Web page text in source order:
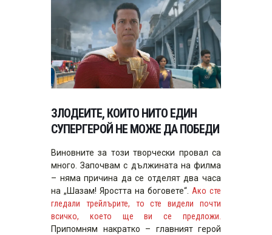
ЗЛОДЕИТЕ, КОИТО НИТО ЕДИН
СУПЕРГЕРОЙ НЕ МОЖЕ ДА ПОБЕДИ
Виновните за този творчески провал са
много. Започвам с дължината на филма
– няма причина да се отделят два часа
на „Шазам! Яростта на боговете“. Ако сте
гледали трейлърите, то сте видели почти
всичко, което ще ви се предложи.
Припомням накратко – главният герой